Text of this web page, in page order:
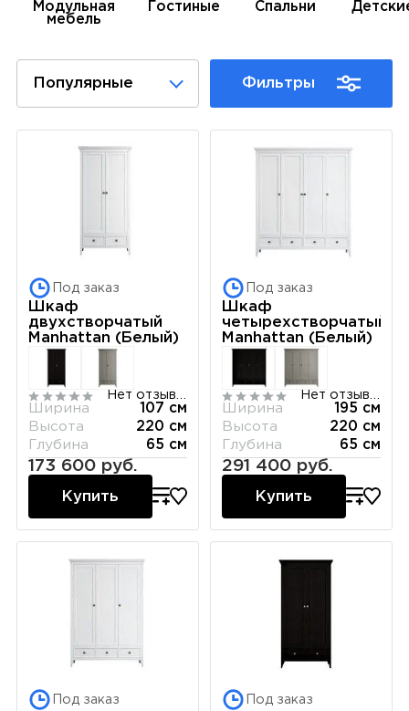
Модульная
мебель
Гостиные Спальни
Популярные Фильтры
Под заказ
Шкаф
двухстворчатый
Manhattan (Белый)
Ширина
107 см
Высота
220 см
Глубина
65 см
173 600 руб.
Купить
Под заказ
Шкаф
четырехстворчатый
Manhattan (Белый)
Ширина
195 см
Высота
220 см
Глубина
65 см
291 400 руб.
Купить
Под заказ Под заказ